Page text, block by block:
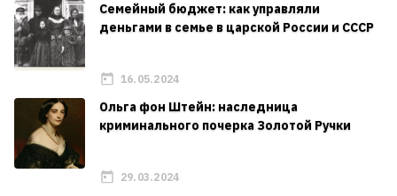
Семейный бюджет: как управляли
деньгами в семье в царской России и СССР
16.05.2024
Ольга фон Штейн: наследница
криминального почерка Золотой Ручки
29.03.2024